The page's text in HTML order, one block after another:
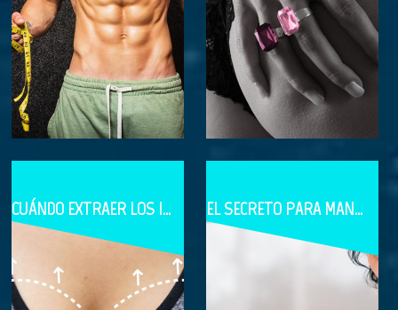
CUÁNDO EXTRAER LOS IMPLANTES MAMARIOS EL SECRETO PARA MANTENER LOS RESULTADOS DESPUÉS DE UNA CIRUGÍA PLÁSTICA